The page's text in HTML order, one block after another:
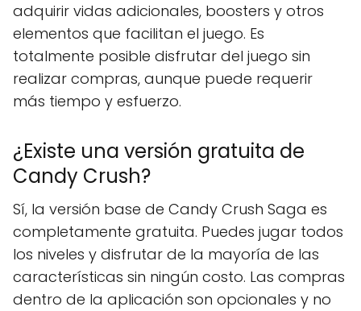
adquirir vidas adicionales, boosters y otros
elementos que facilitan el juego. Es
totalmente posible disfrutar del juego sin
realizar compras, aunque puede requerir
más tiempo y esfuerzo.
¿Existe una versión gratuita de
Candy Crush?
Sí, la versión base de Candy Crush Saga es
completamente gratuita. Puedes jugar todos
los niveles y disfrutar de la mayoría de las
características sin ningún costo. Las compras
dentro de la aplicación son opcionales y no